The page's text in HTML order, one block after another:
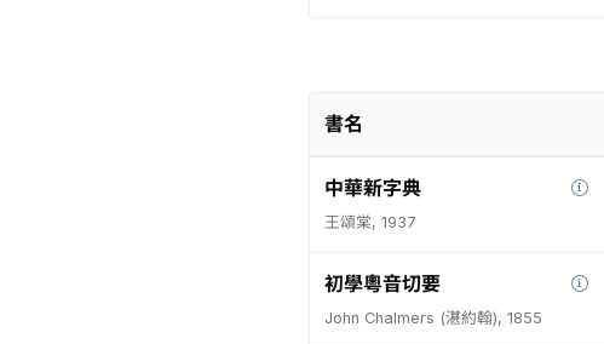
書名
中華新字典
王頌棠, 1937
初學粵音切要
John Chalmers (湛約翰), 1855